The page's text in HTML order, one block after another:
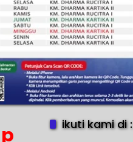
ikuti kami di :